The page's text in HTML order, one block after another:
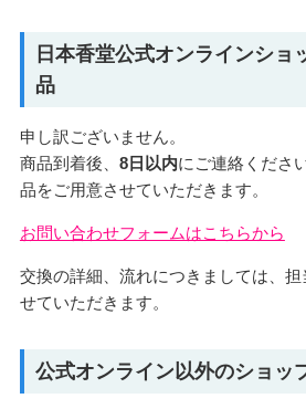
日本香堂公式オンラインショ
品
申し訳ございません。
商品到着後、 8日以内にご連絡くださ
品をご用意させていただきます。
お問い合わせフォームはこちらから
交換の詳細、流れにつきましては、
せていただきます。
公式オンライン以外のショッ